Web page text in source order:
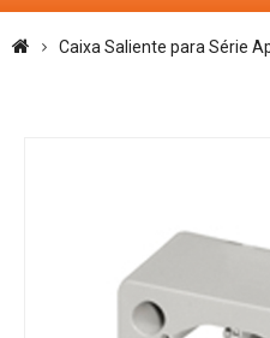
Caixa Saliente para Série